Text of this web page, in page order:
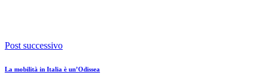
Post successivo
La mobilità in Italia è un’Odissea